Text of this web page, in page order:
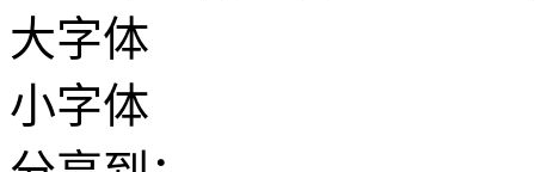
大字体
小字体